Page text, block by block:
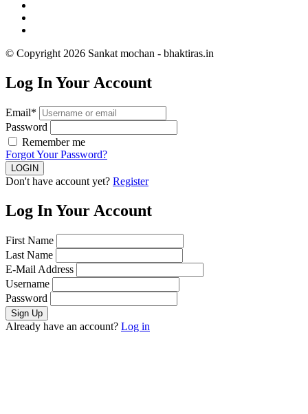
© Copyright 2026 Sankat mochan - bhaktiras.in
Log In Your Account
Email*
Password
Remember me
Forgot Your Password?
Don't have account yet? Register
Log In Your Account
First Name
Last Name
E-Mail Address
Username
Password
Already have an account? Log in